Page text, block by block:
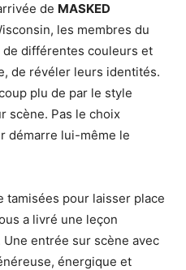
de MASKED
les membres du
de différentes couleurs et
de révéler leurs identités.
plu de par le style
scène. Pas le choix
démarre lui-même le
tamisées pour laisser place
a livré une leçon
Une entrée sur scène avec
énergique et